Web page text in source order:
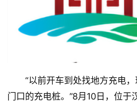
“以前开车到处找地方充电
门口的充电桩。”8月10日，位于